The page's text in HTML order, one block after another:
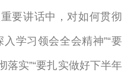
要讲话中，对如何贯彻
入学习领会全会精神”“要
落实”“要扎实做好下半年